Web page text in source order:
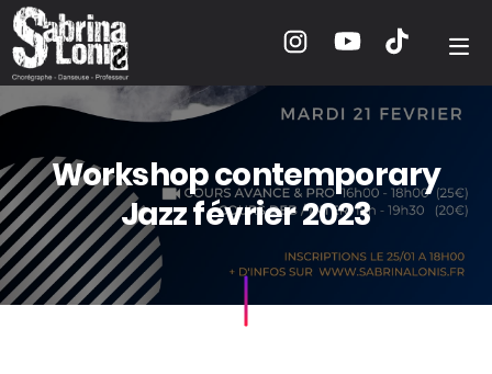
Workshop contemporary
Jazz février 2023